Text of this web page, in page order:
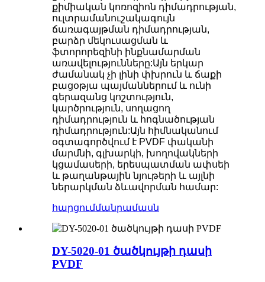
քիմիական կոռոզիոն դիմադրության,
ուլտրամանուշակագույն
ճառագայթման դիմադրության,
բարձր մեկուսացման և
ֆտորորեզինի ինքնամարման
առավելությունները:Այն երկար
ժամանակ չի լինի փխրուն և ճաքի
բացօթյա պայմաններում և ունի
գերազանց կոշտություն,
կարծրություն, սողացող
դիմադրություն և հոգնածության
դիմադրություն:Այն հիմնականում
օգտագործվում է PVDF փականի
մարմնի, գլխարկի, խողովակների
կցամասերի, երեսպատման ափսեի
և թաղանթային նյութերի և այլնի
ներարկման ձևավորման համար:
հարցումմանրամասն
DY-5020-01 ծածկույթի դասի
PVDF